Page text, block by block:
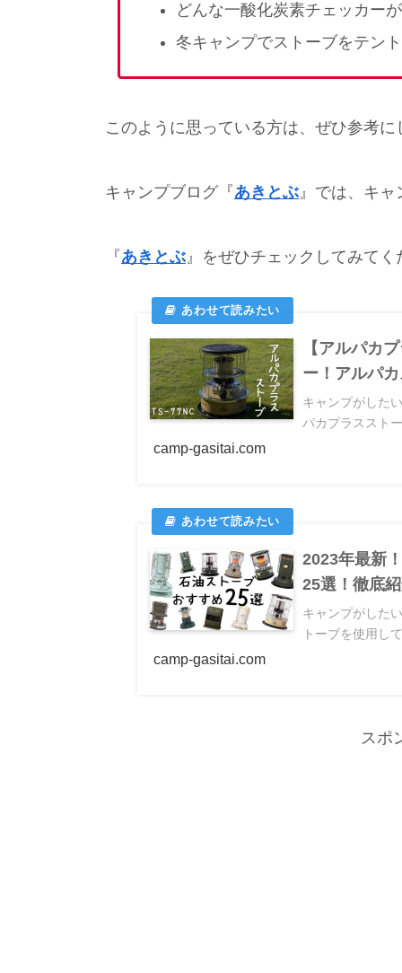
どんな一酸化炭素チェッカー
冬キャンプでストーブをテン
このように思っている方は、ぜひ参考
キャンプブログ『あきとぶ 』では、キ
『あきとぶ 』をぜひチェックしてみて
【アルパカ
ー！アルパ
キャンプがした
パカプラススト
camp-gasitai.com
2023年最新
25選！徹底
キャンプがした
トーブを使用し
camp-gasitai.com
スポ